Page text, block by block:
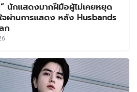
นักแสดงมากฝีมือผู้ไม่เคยหยุด
จผ่านการแสดง หลัง Husbands
ก